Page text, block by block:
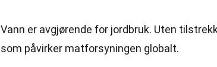
Vann er avgjørende for jordbruk. Uten
som påvirker matforsyningen globalt.